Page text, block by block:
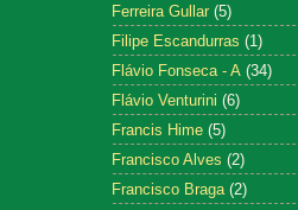
Ferreira Gullar (5)
Filipe Escandurras (1)
Flávio Fonseca - A (34)
Flávio Venturini (6)
Francis Hime (5)
Francisco Alves (2)
Francisco Braga (2)